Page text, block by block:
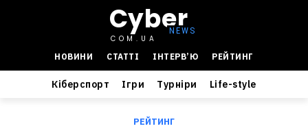
Cyber
COM.UA
НОВИНИ
СТАТТІ ІНТЕРВ’Ю РЕЙТИНГ
Кіберспорт Ігри Турніри Life-style
РЕЙТИНГ